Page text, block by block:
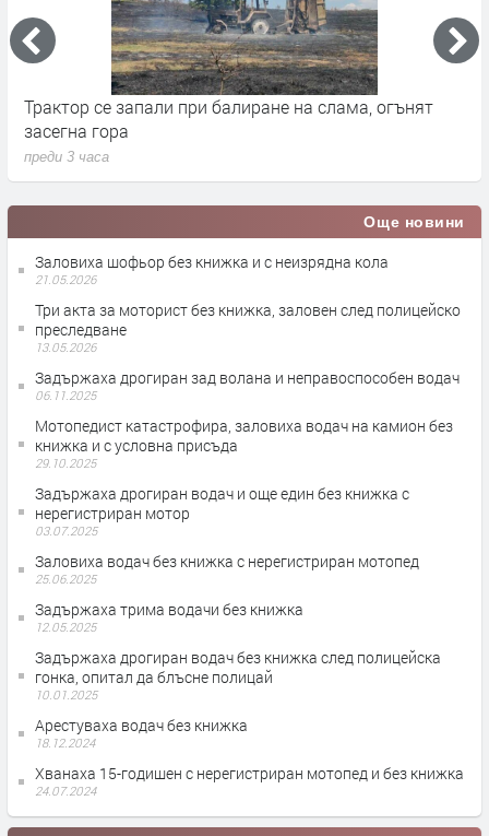
Вярващи в Хасково посрещнаха Преображение
Господне с освещаване на първото грозде
преди 4 часа
Още новини
Заловиха шофьор без книжка и с неизрядна кола
21.05.2026
Три акта за моторист без книжка, заловен след полицейско
преследване
13.05.2026
Задържаха дрогиран зад волана и неправоспособен водач
06.11.2025
Мотопедист катастрофира, заловиха водач на камион без
книжка и с условна присъда
29.10.2025
Задържаха дрогиран водач и още един без книжка с
нерегистриран мотор
03.07.2025
Заловиха водач без книжка с нерегистриран мотопед
25.06.2025
Задържаха трима водачи без книжка
12.05.2025
Задържаха дрогиран водач без книжка след полицейска
гонка, опитал да блъсне полицай
10.01.2025
Арестуваха водач без книжка
18.12.2024
Хванаха 15-годишен с нерегистриран мотопед и без книжка
24.07.2024